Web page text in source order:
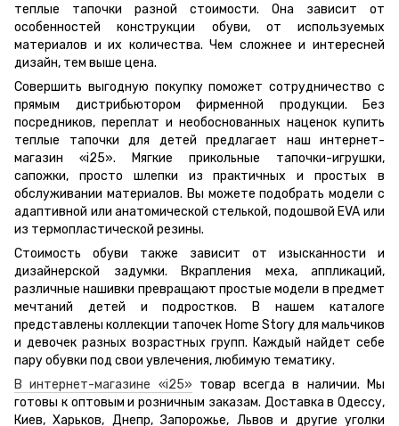
теплые тапочки разной стоимости. Она зависит от
особенностей конструкции обуви, от используемых
материалов и их количества. Чем сложнее и интересней
дизайн, тем выше цена.
Совершить выгодную покупку поможет сотрудничество с
прямым дистрибьютором фирменной продукции. Без
посредников, переплат и необоснованных наценок купить
теплые тапочки для детей предлагает наш интернет-
магазин «i25». Мягкие прикольные тапочки-игрушки,
сапожки, просто шлепки из практичных и простых в
обслуживании материалов. Вы можете подобрать модели с
адаптивной или анатомической стелькой, подошвой EVA или
из термопластической резины.
Стоимость обуви также зависит от изысканности и
дизайнерской задумки. Вкрапления меха, аппликаций,
различные нашивки превращают простые модели в предмет
мечтаний детей и подростков. В нашем каталоге
представлены коллекции тапочек Home Story для мальчиков
и девочек разных возрастных групп. Каждый найдет себе
пару обувки под свои увлечения, любимую тематику.
В интернет-магазине «i25» товар всегда в наличии. Мы
готовы к оптовым и розничным заказам. Доставка в Одессу,
Киев, Харьков, Днепр, Запорожье, Львов и другие уголки